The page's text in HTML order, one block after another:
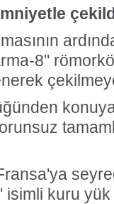
8"
kuru